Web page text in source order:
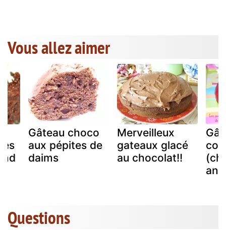
Vous allez aimer
Gâteau choco
aux pépites de
daims
Merveilleux
gateaux glacé
au chocolat!!
Questions